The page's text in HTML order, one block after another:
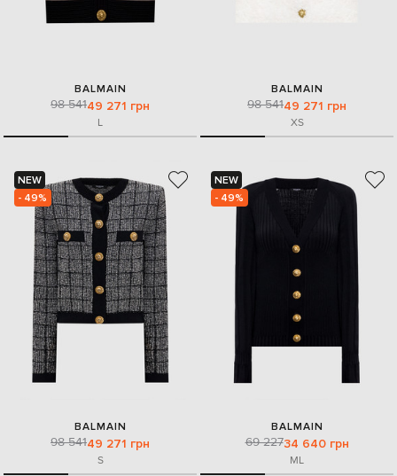
BALMAIN
98 54149 271 грн
L
BALMAIN
98 54149 271 грн
XS
NEW
- 49%
BALMAIN
98 54149 271 грн
S
NEW
- 49%
BALMAIN
69 22734 640 грн
ML